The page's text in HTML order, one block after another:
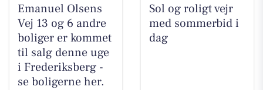
Emanuel Olsens
Vej 13 og 6 andre
boliger er kommet
til salg denne uge
i Frederiksberg -
se boligerne her.
Sol og roligt vejr
med sommerbid i
dag